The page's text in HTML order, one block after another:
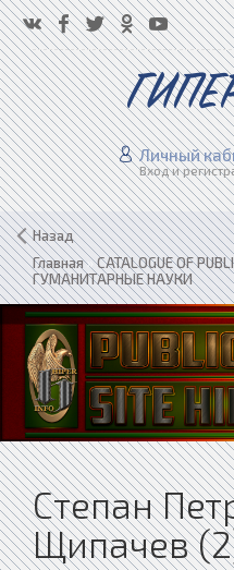
Личный
Вход и
Назад
Главная»CATALOGUE OF
ГУМАНИТАРНЫЕ НАУКИ
Степан
Щипачев